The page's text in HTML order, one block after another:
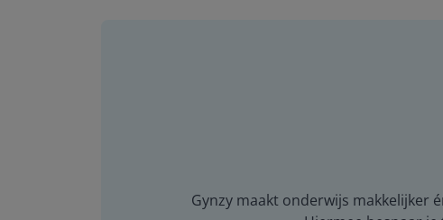
Gynzy maakt onderwijs makkelijker